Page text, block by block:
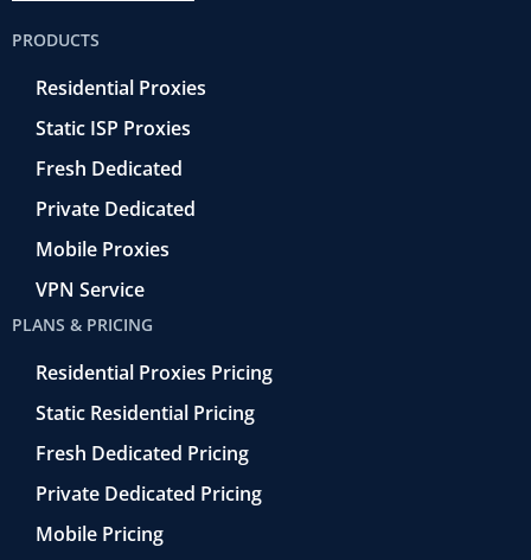
o
o
k
e
t
r
o
PRODUCTS
Residential Proxies
Static ISP Proxies
Fresh Dedicated
Private Dedicated
Mobile Proxies
VPN Service
PLANS & PRICING
Residential Proxies Pricing
Static Residential Pricing
Fresh Dedicated Pricing
Private Dedicated Pricing
Mobile Pricing